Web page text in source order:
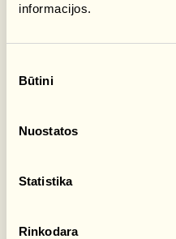
informacijos.
pasirinkimas
Būtini
Nuostatos
Statistika
Rinkodara
📍 Kraštotvarkos ir
Dvaro g. 1